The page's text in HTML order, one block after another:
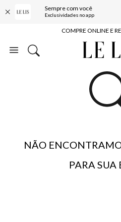
Sempre com você
Exclusividades no app
10% OFF NA
COMPRE ONLINE E
ENTREGA
BAIXE O
10% OFF NA
NÃO
PARA SUA